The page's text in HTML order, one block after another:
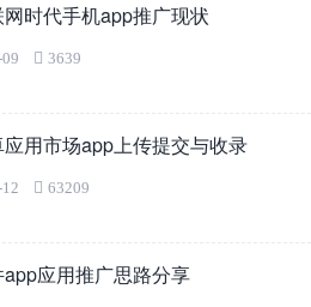
时代手机app推广现状
3639
用市场app上传提交与收录
63209
应用推广思路分享